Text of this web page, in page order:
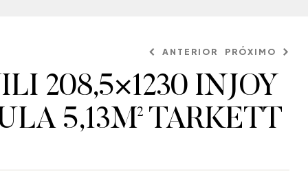
ANTERIOR PRÓXIMO
208,5×1230 INJOY
5,13M² TARKETT